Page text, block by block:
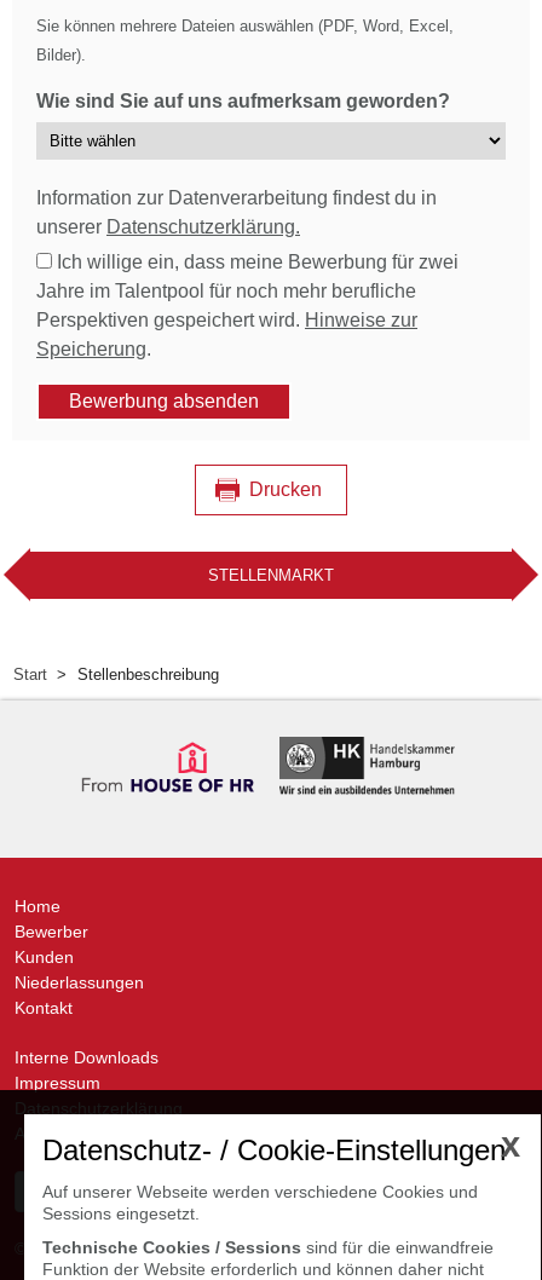
Sie können mehrere Dateien auswählen (PDF, Word, Excel,
Bilder).
Wie sind Sie auf uns aufmerksam geworden?
Information zur Datenverarbeitung findest du in
unserer Datenschutzerklärung.
Ich willige ein, dass meine Bewerbung für zwei
Jahre im Talentpool für noch mehr berufliche
Perspektiven gespeichert wird. Hinweise zur
Speicherung.
Bewerbung absenden
Drucken
STELLENMARKT
Start Stellenbeschreibung
Home
Bewerber
Kunden
Niederlassungen
Kontakt
Interne Downloads
Impressum
© avanti GmbHKontakte Niederlassungen
x
Datenschutz- / Cookie-Einstellungen
Auf unserer Webseite werden verschiedene Cookies und
Sessions eingesetzt.
Technische Cookies / Sessions sind für die einwandfreie
Funktion der Website erforderlich und können daher nicht